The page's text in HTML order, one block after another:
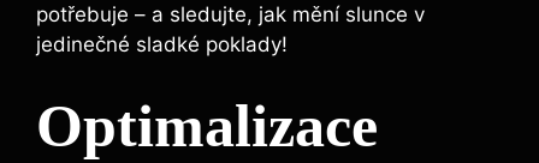
potřebuje – a sledujte, ‌jak mění slunce v
jedinečné sladké poklady!
Optimalizace